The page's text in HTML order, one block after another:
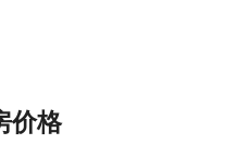
价格